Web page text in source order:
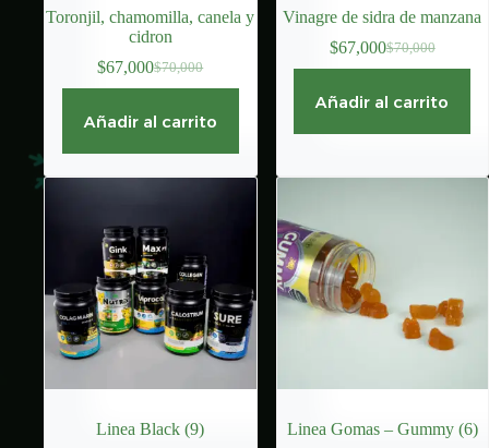
Toronjil, chamomilla, canela y
cidron
$70,000
El
original
$70,000.
$67,000El
actual
$67,000.
Añadir al carrito
Vinagre de sidra de manzana
$70,000
El
original
$70,000.
$67,000El
actual
$67,000.
Añadir al carrito
Linea Black(9) Linea Gomas – Gummy (6)